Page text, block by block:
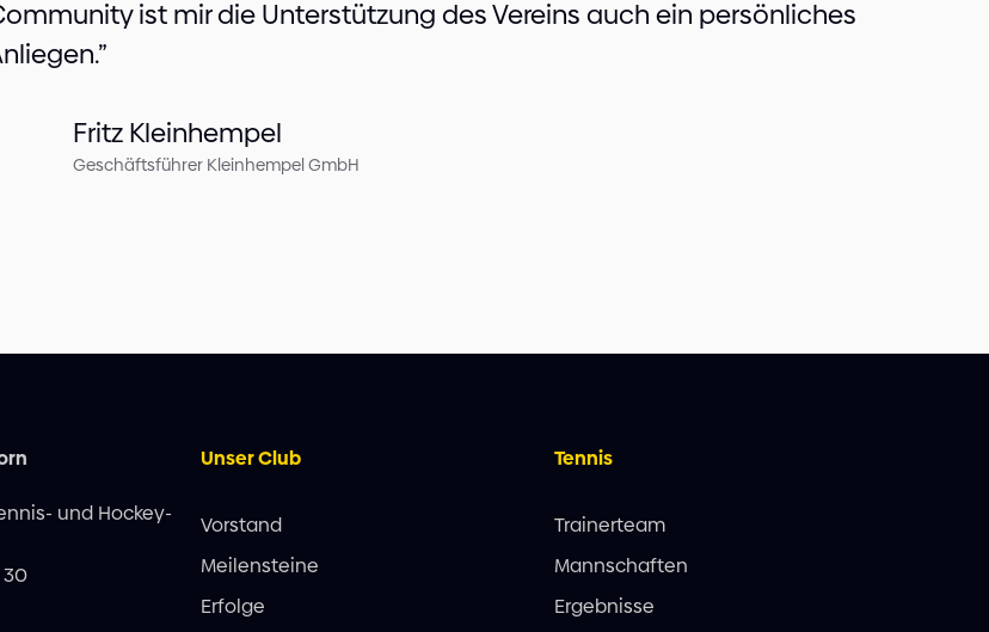
ist mir die Unterstützung des Vereins auch ein persönliches
Fritz Kleinhempel
Geschäftsführer Kleinhempel GmbH
und Hockey-
Unser Club
Vorstand
Meilensteine
Erfolge
Tennis
Trainerteam
Mannschaften
Ergebnisse